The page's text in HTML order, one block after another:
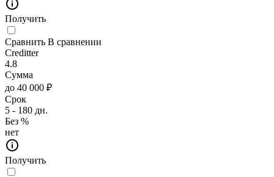
Получить
Сравнить В сравнении
Creditter
4.8
Сумма
до 40 000 ₽
Срок
5 - 180 дн.
Без %
нет
Получить